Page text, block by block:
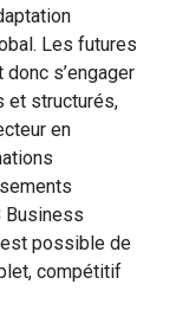
Les futures
s’engager
et structurés,
en
Business
possible de
compétitif